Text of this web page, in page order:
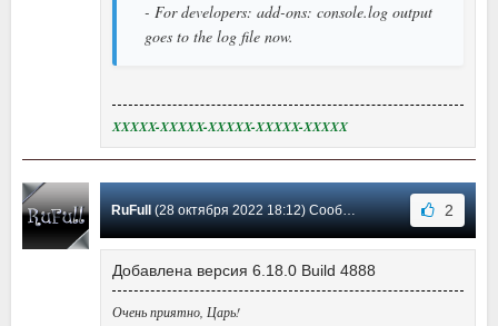
- For developers: add-ons: console.log output
goes to the log file now.
XXXXX-XXXXX-XXXXX-XXXXX-XXXXX
RuFull (28 октября 2022 18:12) Сообщение #568 2
Добавлена версия 6.18.0 Build 4888
Очень приятно, Царь!